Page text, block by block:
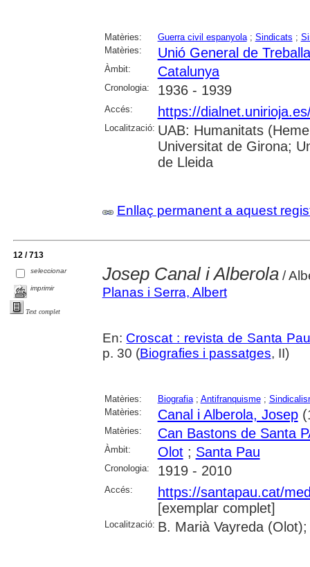
Matèries: Guerra civil espanyola; Sindicats ;
Matèries:
Unió General de
Àmbit: Catalunya
Cronologia: 1936 - 1939
Accés: https://
Localització: UAB: Humanitats
Universitat de Girona;
de Lleida
Enllaç permanent a aquest
12 / 713
seleccionar
imprimir
Text complet
Josep Canal i Alberola/
Planas i Serra, Albert
En: Croscat : revista de Santa Pau
p. 30 (Biografies i passatges, II)
Matèries: Biografia; Antifranquisme;
Matèries:
Canal i Alberola, Josep
Matèries: Can Bastons de Santa
Àmbit: Olot; Santa Pau
Cronologia: 1919 - 2010
Accés:
https://santapau.cat/
[exemplar complet]
Localització: B. Marià Vayreda